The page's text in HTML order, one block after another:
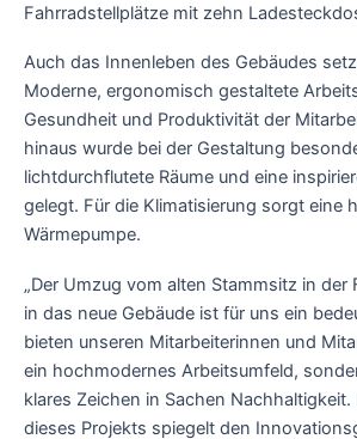
Fahrradstellplätze mit zehn
Auch das Innenleben des Gebäudes
Moderne, ergonomisch gestaltete
Gesundheit und Produktivität der
hinaus wurde bei der Gestaltung
lichtdurchflutete Räume und eine
gelegt. Für die Klimatisierung sorgt eine
Wärmepumpe.
„Der Umzug vom alten Stammsitz in der
in das neue Gebäude ist für uns ein
bieten unseren Mitarbeiterinnen und
ein hochmodernes Arbeitsumfeld,
klares Zeichen in Sachen Nachhaltigkeit.
dieses Projekts spiegelt den